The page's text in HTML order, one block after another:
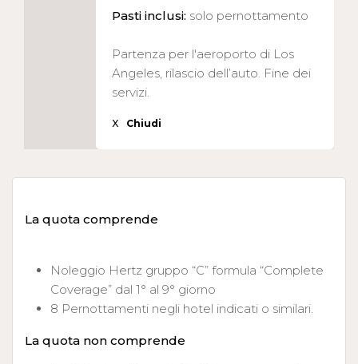
Pasti inclusi: solo pernottamento
Partenza per l'aeroporto di Los
Angeles, rilascio dell’auto. Fine dei
servizi.
X Chiudi
La quota comprende
Noleggio Hertz gruppo “C” formula “Complete
Coverage” dal 1° al 9° giorno
8 Pernottamenti negli hotel indicati o similari.
La quota non comprende